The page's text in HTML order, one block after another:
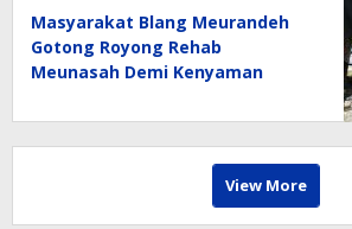
Masyarakat Blang Meurandeh
Gotong Royong Rehab
Meunasah Demi Kenyaman
View More